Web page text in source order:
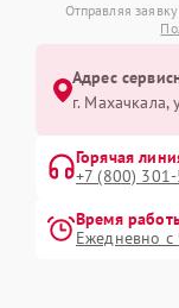
Отправляя
Адрес
г. Махачкала,
Горячая
+7 (800)
Время
Ежедневно